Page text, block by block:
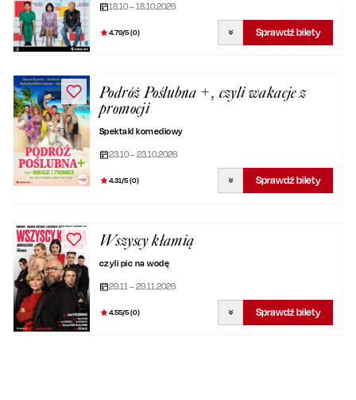
18.10 – 18.10.2026
4.79/5 (0) Sprawdź bilety
Podróż Poślubna +, czyli wakacje z
promocji
Spektakl komediowy
23.10 – 23.10.2026
4.31/5 (0) Sprawdź bilety
Wszyscy kłamią
czyli pic na wodę
29.11 – 29.11.2026
4.55/5 (0) Sprawdź bilety